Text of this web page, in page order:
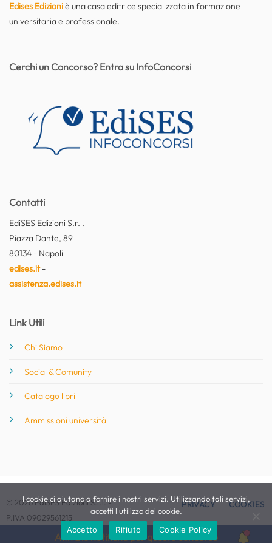
Attiva le notifiche per questo concorso
Edises Edizioniè una casa editrice specializzata in formazione
universitaria e professionale.
Contatti
EdiSES Edizioni S.r.l.
Piazza Dante, 89
80134 - Napoli
edises.it-
assistenza.edises.it
Link Utili
Chi Siamo
Social & Comunity
Catalogo libri
Ammissioni università
Cerchi un Concorso? Entra su InfoConcorsi
© 2026 EdiSES Edizioni S.r.l. -
P.IVA 09029561215
PRIVACY COOKIES
I cookie ci aiutano a fornire i nostri servizi. Utilizzando tali servizi,
accetti l'utilizzo dei cookie.
Accetto
Rifiuto Cookie Policy